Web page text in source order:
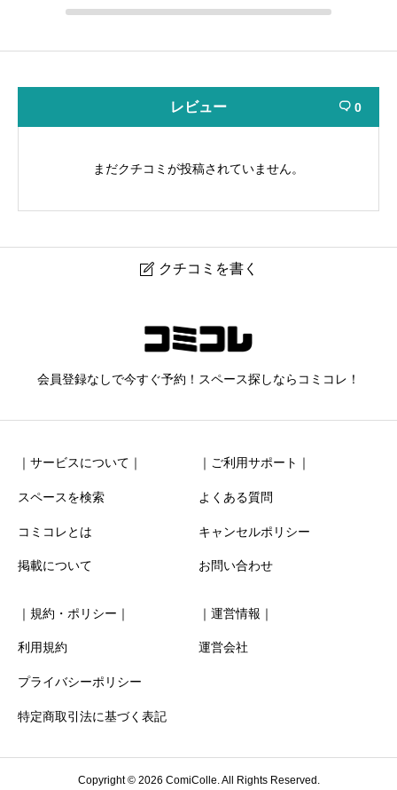
レビュー  0
まだクチコミが投稿されていません。
 クチコミを書く
ニックネーム 任意
清潔感
お得感
星の数をお選びください
利用時の分かりやすさ 必須
会員登録なしで今すぐ予約！スペース探しならコミコレ！
｜サービスについて｜
スペースを検索
コミコレとは
掲載について
｜ご利用サポート｜
よくある質問
キャンセルポリシー
お問い合わせ
｜規約・ポリシー｜
利用規約
プライバシーポリシー
特定商取引法に基づく表記
｜運営情報｜
運営会社
Copyright © 2026 ComiColle. All Rights Reserved.